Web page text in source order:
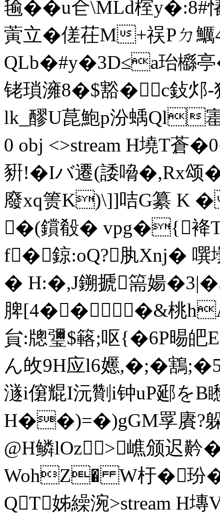
毺��u仺\MLd榁
蔩立 �傞 茌M+祦Pㄉ
QLb�#y�3D≤a珆櫾亭
铑瑣澭8�$豁�c鈙邩-
lk_醪U菎鮑p汾蝺Ql寚
0 obj <>stream H墝T蒼
豣!�Iバ遷(諉嗋�,Rx
廢xq箦K)\]]咭G纂 K
�(鑜殽� vpg�{袶
f�鍄:oQ?肒Xnj� 噀
� H:�,J鎙搋篅婸
脾[4���&桃
貟:牕瓕$簵;呕{�6P晹
ん敀9H应l6嬺,�;�鶷
澻i僒尡I沅劗i钟uP郔を
H��)=�)gGM罦 賡?
@H鳞lOz>嶕颁迟
WohZ� W杅�玢
QT姊繰涴>stream H